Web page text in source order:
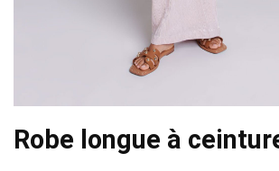
Robe longue à